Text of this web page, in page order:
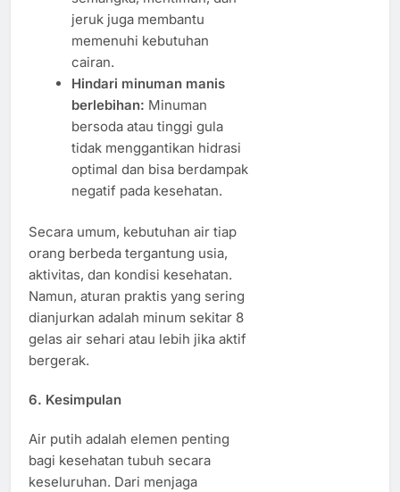
jeruk juga membantu
memenuhi kebutuhan
cairan.
Hindari minuman manis
berlebihan: Minuman
bersoda atau tinggi gula
tidak menggantikan hidrasi
optimal dan bisa berdampak
negatif pada kesehatan.
Secara umum, kebutuhan air tiap
orang berbeda tergantung usia,
aktivitas, dan kondisi kesehatan.
Namun, aturan praktis yang sering
dianjurkan adalah minum sekitar 8
gelas air sehari atau lebih jika aktif
bergerak.
6. Kesimpulan
Air putih adalah elemen penting
bagi kesehatan tubuh secara
keseluruhan. Dari menjaga